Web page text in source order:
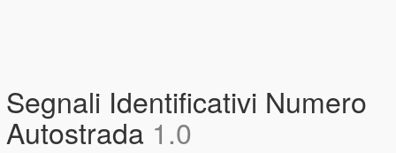
Segnali Identificativi Numero
Autostrada 1.0